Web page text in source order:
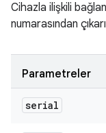
Cihazla ilişkili
numarasından
Parametreler
serial